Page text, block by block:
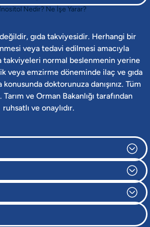
gıda takviyesidir. Herhangi bir
veya tedavi edilmesi amacıyla
takviyeleri normal beslenmenin yerine
veya emzirme döneminde ilaç ve gıda
doktorunuza danışınız. Tüm
ve Orman Bakanlığı tarafından
ruhsatlı ve onaylıdır.